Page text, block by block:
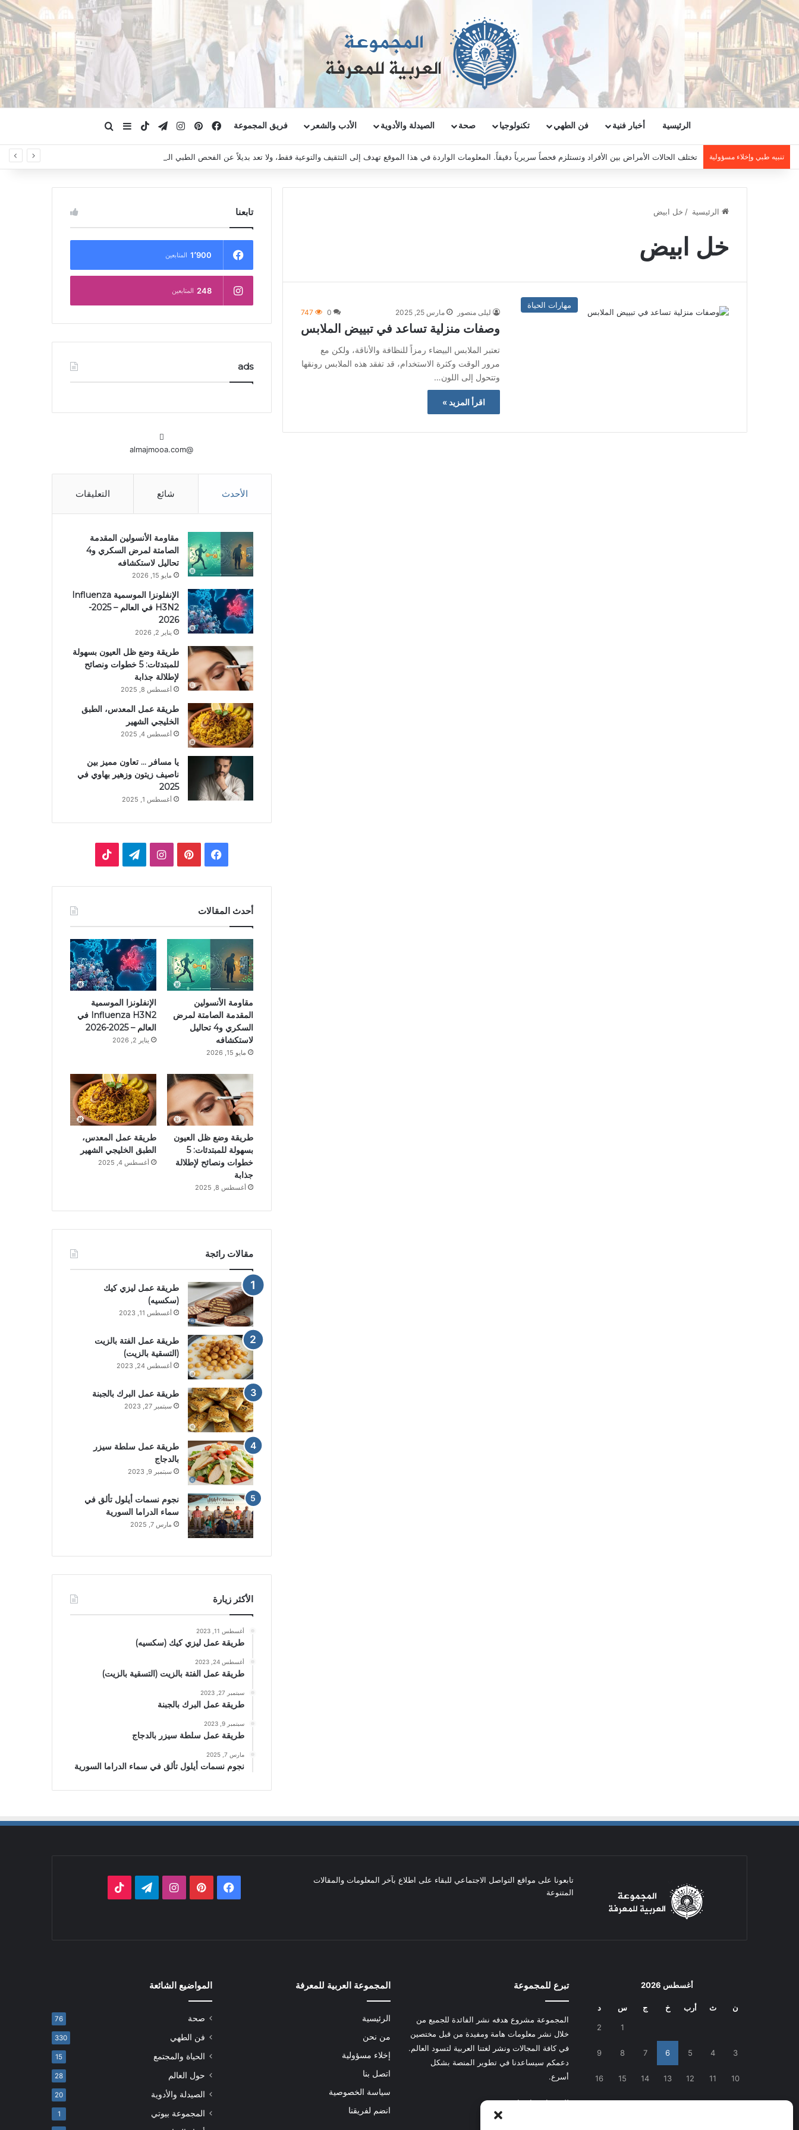
الرئيسية أخبار فنية فن الطهي تكنولوجيا صحة الصيدلة والأدوية الأدب والشعر فريق المجموعة فيسبوكبينتيريستانستقرامتيلقرام‫TikTokإضافة عمود جانبي
تنبيه طبي وإخلاء مسؤولية تختلف الحالات الأمراض بين الأفراد وتستلزم فحصاً سريرياً دقيقاً. المعلومات الواردة في هذا الموقع تهدف إلى التثقيف والتوعية فقط، ولا تعد بديلاً عن الفحص الطبي السريري، دائمًا استشر الطبيب.
الرئيسية / خل ابيض
خل ابيض
مهارات الحياة
ليلى منصور مارس 25, 2025 0
747
وصفات منزلية تساعد في تبييض الملابس
تعتبر الملابس البيضاء رمزاً للنظافة والأناقة، ولكن مع
مرور الوقت وكثرة الاستخدام، قد تفقد هذه الملابس رونقها
وتتحول إلى اللون…
اقرأ المزيد »
تابعنا
1٬900 المتابعين
248 المتابعين
ads
@almajmooa.com
الأحدث شائع التعليقات
مقاومة الأنسولين المقدمة
الصامتة لمرض السكري و4
تحاليل لاستكشافه
مايو 15, 2026
الإنفلونزا الموسمية Influenza
H3N2 في العالم – 2025-
2026
يناير 2, 2026
طريقة وضع ظل العيون بسهولة
للمبتدئات: 5 خطوات ونصائح
لإطلالة جذابة
أغسطس 8, 2025
طريقة عمل المعدس، الطبق
الخليجي الشهير
أغسطس 4, 2025
يا مسافر … تعاون مميز بين
ناصيف زيتون وزهير بهاوي في
2025
أغسطس 1, 2025
ب
ك
ب
ت
ي
ر
س
ا
ت
ق
ر
ا
م
ق
ر
ا
م
k
T
o
أحدث المقالات
مقاومة الأنسولين
المقدمة الصامتة لمرض
السكري و4 تحاليل
لاستكشافه
مايو 15, 2026
الإنفلونزا الموسمية
Influenza H3N2 في
العالم – 2025-2026
يناير 2, 2026
طريقة وضع ظل العيون
بسهولة للمبتدئات: 5
خطوات ونصائح لإطلالة
جذابة
أغسطس 8, 2025
طريقة عمل المعدس،
الطبق الخليجي الشهير
أغسطس 4, 2025
مقالات رائجة
طريقة عمل ليزي كيك
(سكسيه)
أغسطس 11, 2023
طريقة عمل الفتة بالزيت
(التسقية بالزيت)
أغسطس 24, 2023
طريقة عمل البرك بالجبنة
سبتمبر 27, 2023
طريقة عمل سلطة سيزر
بالدجاج
سبتمبر 9, 2023
نجوم نسمات أيلول تألق في
سماء الدراما السورية
مارس 7, 2025
الأكثر زيارة
أغسطس 11, 2023
طريقة عمل ليزي كيك (سكسيه)
أغسطس 24, 2023
طريقة عمل الفتة بالزيت (التسقية بالزيت)
سبتمبر 27, 2023
طريقة عمل البرك بالجبنة
سبتمبر 9, 2023
طريقة عمل سلطة سيزر بالدجاج
مارس 7, 2025
نجوم نسمات أيلول تألق في سماء الدراما السورية
تابعونا على مواقع التواصل الاجتماعي للبقاء على اطلاع بآخر المعلومات والمقالات
المتنوعة
فيسبوكبينتيريستانستقرامتيلقرام
أغسطس 2026
ن ث أرب خ ج س د
1
2
3
4
5
6
7
8
9
10
11
12
13
14
15
16
تبرع للمجموعة
المجموعة مشروع هدفه نشر الفائدة للجميع من
خلال نشر معلومات هامة ومفيدة من قبل مختصين
في كافة المجالات ونشر لغتنا العربية لتسود العالم.
دعمكم سيساعدنا في تطوير المنصة بشكل
أسرع.
للتبرعاضغط هنا
المجموعة العربية للمعرفة
الرئيسية
من نحن
إخلاء مسؤولية
اتصل بنا
سياسة الخصوصية
انضم لفريقنا
المواضيع الشائعة
صحة 76
فن الطهي 330
الحياة والمجتمع 15
حول العالم 28
الصيدلة والأدوية 20
المجموعة بيوتي 1